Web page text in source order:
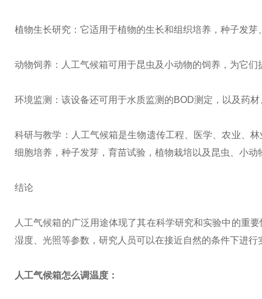
植物生长研究：它适用于植物的生长和组织培养，种子发
动物饲养：人工气候箱可用于昆虫及小动物的饲养，为它们
环境监测：该设备还可用于水质监测的BOD测定，以及药
科研与教学：人工气候箱是生物遗传工程、医学、农业、
细胞培养，种子发芽，育苗试验，植物栽培以及昆虫、小动
结论
人工气候箱的广泛用途体现了其在科学研究和实验中的重
湿度、光照等参数，研究人员可以在接近自然的条件下进
人工气候箱怎么调温度：